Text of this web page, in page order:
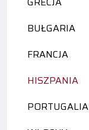
BUŁGARIA
FRANCJA
HISZPANIA
PORTUGALIA